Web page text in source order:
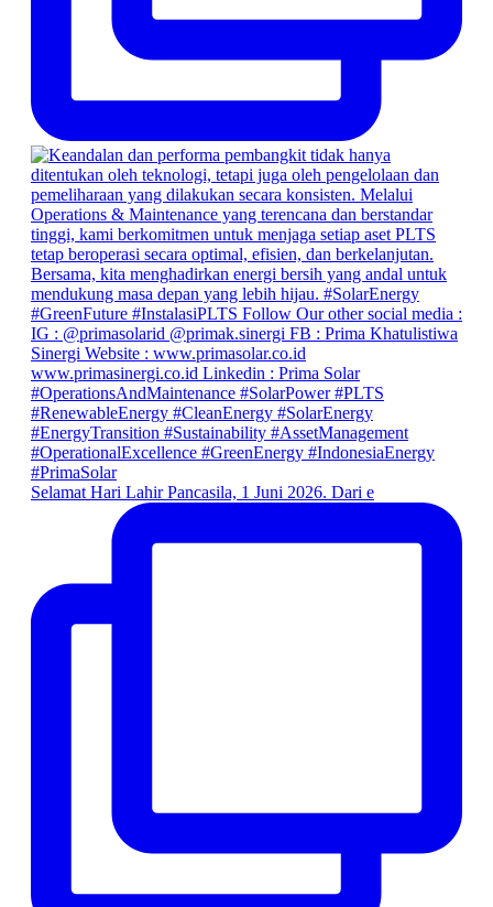
Selamat Hari Lahir Pancasila, 1 Juni 2026. Dari e